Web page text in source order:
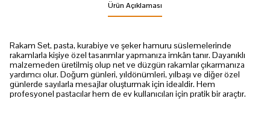
Ürün Açıklaması
Rakam Set, pasta, kurabiye ve şeker hamuru süslemelerinde
rakamlarla kişiye özel tasarımlar yapmanıza imkân tanır. Dayanıklı
malzemeden üretilmiş olup net ve düzgün rakamlar çıkarmanıza
yardımcı olur. Doğum günleri, yıldönümleri, yılbaşı ve diğer özel
günlerde sayılarla mesajlar oluşturmak için idealdir. Hem
profesyonel pastacılar hem de ev kullanıcıları için pratik bir araçtır.